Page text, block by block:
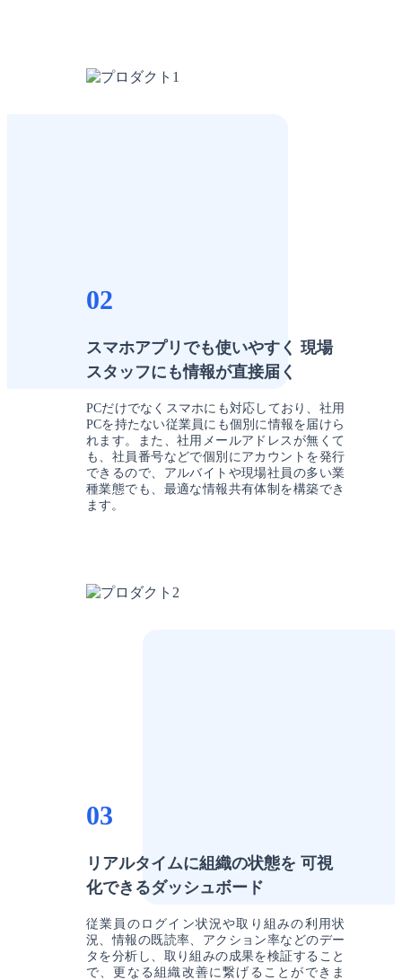
02
スマホアプリでも使いやすく 現場
スタッフにも情報が直接届く
PCだけでなくスマホにも対応しており、社用
PCを持たない従業員にも個別に情報を届けら
れます。また、社用メールアドレスが無くて
も、社員番号などで個別にアカウントを発行
できるので、アルバイトや現場社員の多い業
種業態でも、最適な情報共有体制を構築でき
ます。
03
リアルタイムに組織の状態を 可視
化できるダッシュボード
従業員のログイン状況や取り組みの利用状
況、情報の既読率、アクション率などのデー
タを分析し、取り組みの成果を検証すること
で、更なる組織改善に繋げることができま